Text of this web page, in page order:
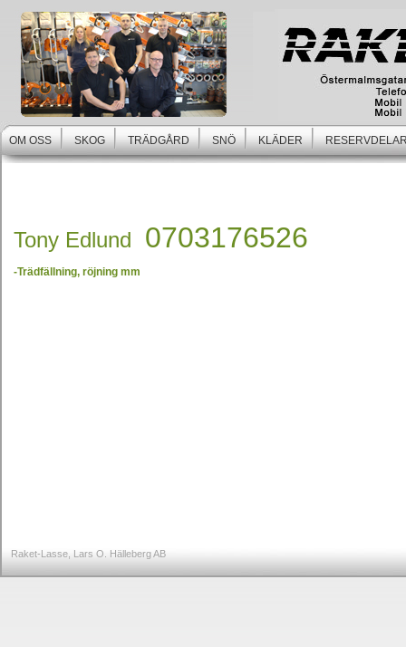
OM OSS SKOG TRÄDGÅRD SNÖ KLÄDER
Tony Edlund 0703176526
-Trädfällning, röjning mm
Raket-Lasse, Lars O. Hälleberg AB